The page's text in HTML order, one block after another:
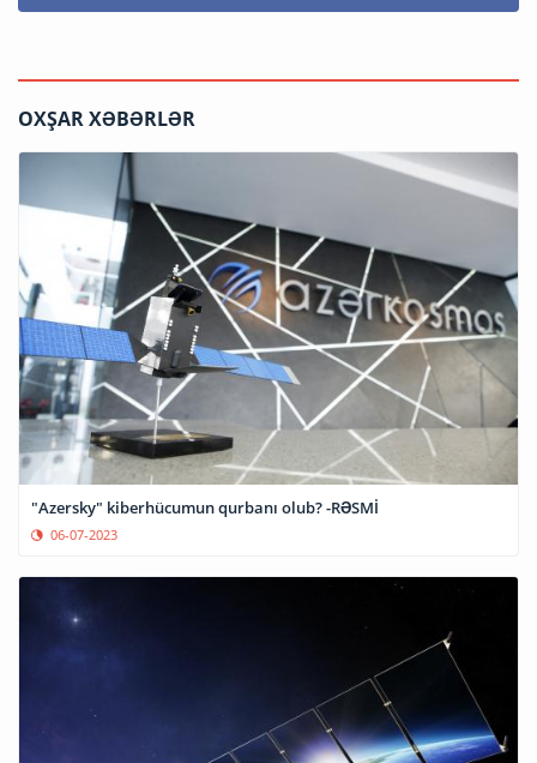
OXŞAR XƏBƏRLƏR
"Azersky" kiberhücumun qurbanı olub? -RƏSMİ
06-07-2023